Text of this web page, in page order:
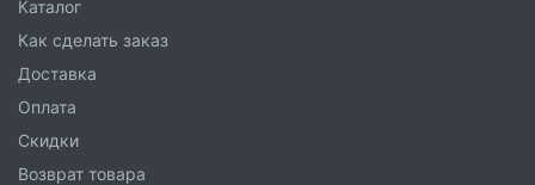
Каталог
Как сделать заказ
Доставка
Оплата
Скидки
Возврат товара